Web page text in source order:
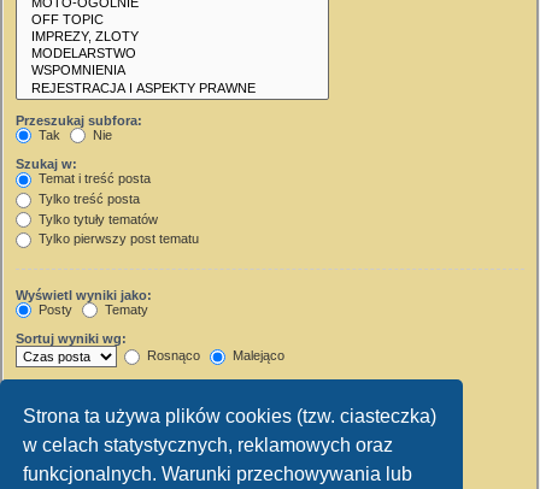
Strona ta używa plików cookies (tzw. ciasteczka)
w celach statystycznych, reklamowych oraz
funkcjonalnych. Warunki przechowywania lub
Przeszukaj subfora:
Tak
Nie
Szukaj w:
Temat i treść posta
Tylko treść posta
Tylko tytuły tematów
Tylko pierwszy post tematu
Wyświetl wyniki jako:
Posty
Tematy
Sortuj wyniki wg:
Rosnąco
Malejąco
Wyświetl pierwsze:
Ustaw 0, aby wyświetlić cały post.
znaków w poście